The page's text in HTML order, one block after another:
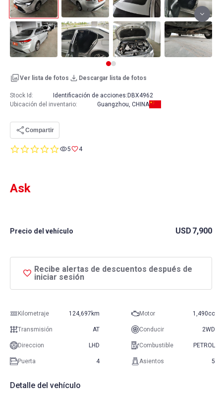
Ver lista de fotos Descargar lista de fotos
0.05 4
Ask
Precio del vehículo USD 7,900
Recibe alertas de descuentos después de
iniciar sesión
Kilometraje 124,697km Motor 1,490cc
Transmisión AT Conducir 2WD
Direccion LHD Combustible PETROL
Puerta 4 Asientos 5
Stock Id: Identificación de acciones: DBX4962
Ubicación del inventario: Guangzhou, CHINA
Compartir
Detalle del vehículo